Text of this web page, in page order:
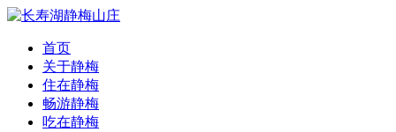
首页
关于静梅
住在静梅
畅游静梅
吃在静梅